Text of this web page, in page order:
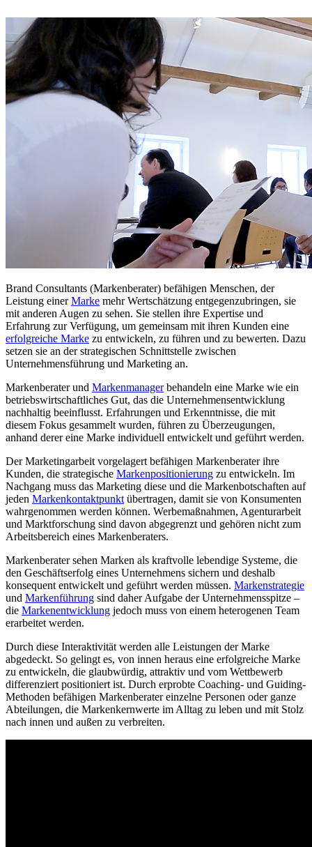
Brand Consultants (Markenberater) befähigen Menschen, der
Leistung einerMarke mehr Wertschätzung entgegenzubringen, sie
mit anderen Augen zu sehen. Sie stellen ihre Expertise und
Erfahrung zur Verfügung, um gemeinsam mit ihren Kunden eine
erfolgreiche Marke zu entwickeln, zu führen und zu bewerten. Dazu
setzen sie an der strategischen Schnittstelle zwischen
Unternehmensführung und Marketing an.
Markenberater und Markenmanagerbehandeln eine Marke wie ein
betriebswirtschaftliches Gut, das die Unternehmensentwicklung
nachhaltig beeinflusst. Erfahrungen und Erkenntnisse, die mit
diesem Fokus gesammelt wurden, führen zu Überzeugungen,
anhand derer eine Marke individuell entwickelt und geführt werden.
Der Marketingarbeit vorgelagert befähigen Markenberater ihre
Kunden, die strategische Markenpositionierung zu entwickeln. Im
Nachgang muss das Marketing diese und die Markenbotschaften auf
jeden Markenkontaktpunkt übertragen, damit sie von Konsumenten
wahrgenommen werden können. Werbemaßnahmen, Agenturarbeit
und Marktforschung sind davon abgegrenzt und gehören nicht zum
Arbeitsbereich eines Markenberaters.
Markenberater sehen Marken als kraftvolle lebendige Systeme, die
den Geschäftserfolg eines Unternehmens sichern und deshalb
konsequent entwickelt und geführt werden müssen. Markenstrategie
und Markenführung sind daher Aufgabe der Unternehmensspitze –
die Markenentwicklung jedoch muss von einem heterogenen Team
erarbeitet werden.
Durch diese Interaktivität werden alle Leistungen der Marke
abgedeckt. So gelingt es, von innen heraus eine erfolgreiche Marke
zu entwickeln, die glaubwürdig, attraktiv und vom Wettbewerb
differenziert positioniert ist. Durch erprobte Coaching- und Guiding-
Methoden befähigen Markenberater einzelne Personen oder ganze
Abteilungen, die Markenkernwerte im Alltag zu leben und mit Stolz
nach innen und außen zu verbreiten.